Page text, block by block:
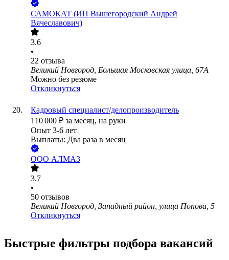
САМОКАТ (ИП Вышегородский Андрей
Вячеславович)
3.6
•
22 отзыва
Великий Новгород, Большая Московская улица, 67А
Можно без резюме
Откликнуться
Кадровый специалист/делопроизводитель
110 000 ₽ за месяц, на руки
Опыт 3-6 лет
Выплаты: Два раза в месяц
ООО АЛМАЗ
3.7
•
50 отзывов
Великий Новгород, Западный район, улица Попова, 5
Откликнуться
Быстрые фильтры подбора вакансий